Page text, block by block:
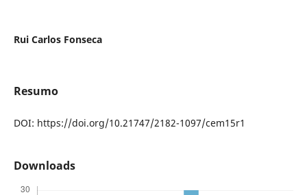
Rui Carlos Fonseca
Resumo
DOI: https://doi.org/10.21747/2182-1097/cem15r1
Downloads